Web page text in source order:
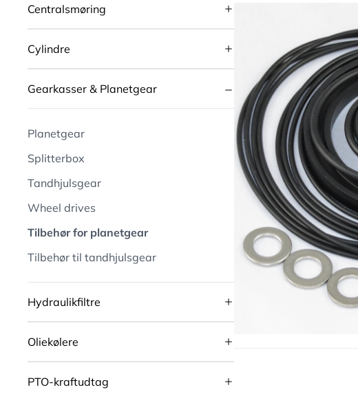
Centralsmøring
Cylindre
Gearkasser & Planetgear
Planetgear
Splitterbox
Tandhjulsgear
Wheel drives
Tilbehør for planetgear
Tilbehør til tandhjulsgear
Hydraulikfiltre
Oliekølere
PTO-kraftudtag